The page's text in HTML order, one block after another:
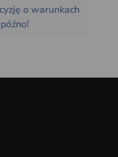
o warunkach